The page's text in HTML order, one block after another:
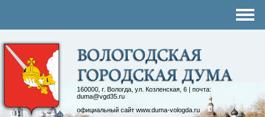
160000, г. Вологда, ул. Козленская, 6 | почта:
duma@vgd35.ru
официальный сайт www.duma-vologda.ru
Контакты
Депутатские объединения